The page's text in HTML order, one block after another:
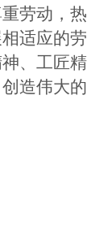
劳动，热
适应的劳
、工匠精
造伟大的